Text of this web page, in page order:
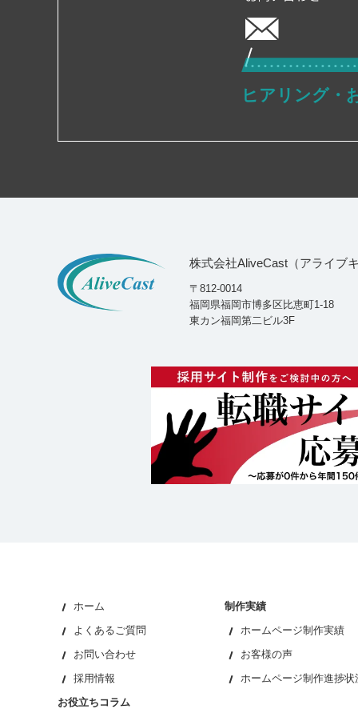
ヒアリング・
株式会社AliveCast（アライブ
〒812-0014
福岡県福岡市博多区比恵町1-18
東カン福岡第二ビル3F
ホーム
よくあるご質問
お問い合わせ
採用情報
お役立ちコラム
制作実績
ホームページ制作実績
お客様の声
ホームページ制作進捗状